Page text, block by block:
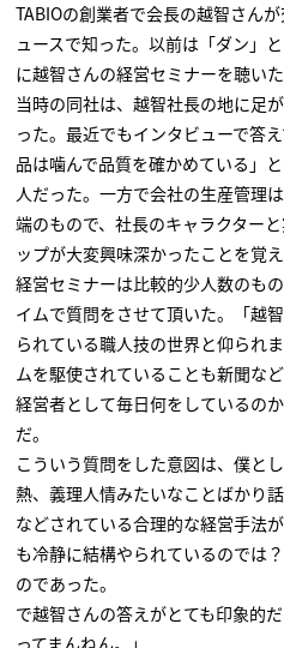
TABIOの創業者で会長の越智さん
ュースで知った。以前は「ダン」
に越智さんの経営セミナーを聴いた
当時の同社は、越智社長の地に足
った。最近でもインタビューで答
品は噛んで品質を確かめている」
人だった。一方で会社の生産管理
端のもので、社長のキャラクター
ップが大変興味深かったことを覚え
経営セミナーは比較的少人数のも
イムで質問をさせて頂いた。「越
られている職人技の世界と仰られ
ムを駆使されていることも新聞な
経営者として毎日何をしているの
だ。
こういう質問をした意図は、僕と
熱、義理人情みたいなことばかり
などされている合理的な経営手法
も冷静に結構やられているのでは
のであった。
で越智さんの答えがとても印象的
ってまんねん。」